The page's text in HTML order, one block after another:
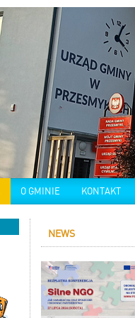
O GMINIE KONTAKT
NEWS